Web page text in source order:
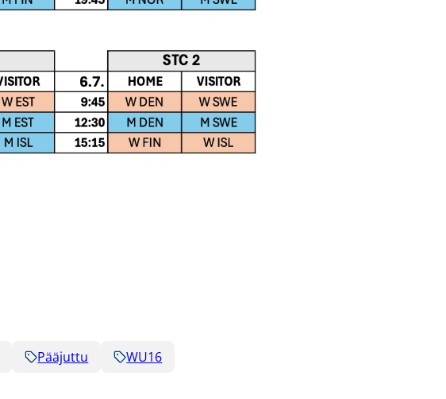
Pääjuttu WU16